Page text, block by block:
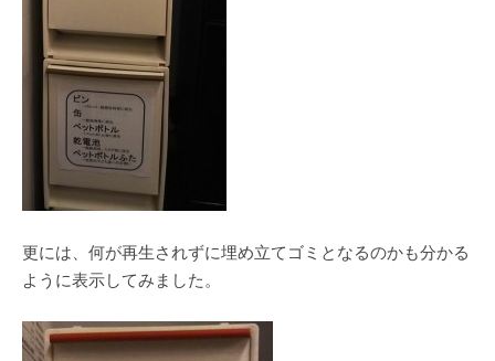
更には、何が再生されずに埋め立てゴミとなるのかも分かる
ように表示してみました。